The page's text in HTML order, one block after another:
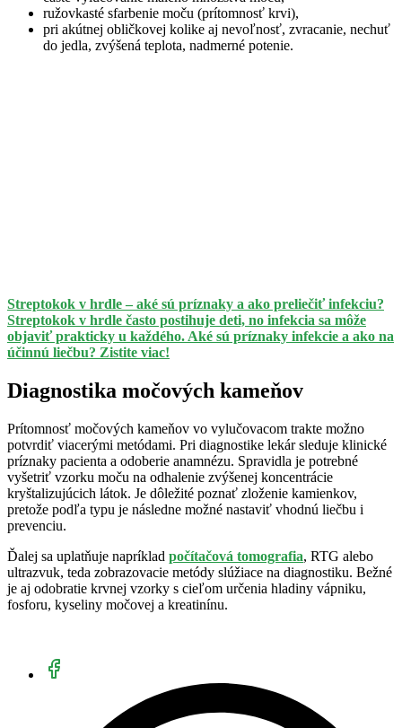
ružovkasté sfarbenie moču (prítomnosť krvi),
pri akútnej obličkovej kolike aj nevoľnosť, zvracanie, nechuť
do jedla, zvýšená teplota, nadmerné potenie.
Streptokok v hrdle – aké sú príznaky a ako preliečiť infekciu?
Streptokok v hrdle často postihuje deti, no infekcia sa môže
objaviť prakticky u každého. Aké sú príznaky infekcie a ako na
účinnú liečbu? Zistite viac!
Diagnostika močových kameňov
Prítomnosť močových kameňov vo vylučovacom trakte možno
potvrdiť viacerými metódami. Pri diagnostike lekár sleduje klinické
príznaky pacienta a odoberie anamnézu. Spravidla je potrebné
vyšetriť vzorku moču na odhalenie zvýšenej koncentrácie
kryštalizujúcich látok. Je dôležité poznať zloženie kamienkov,
pretože podľa typu je následne možné nastaviť vhodnú liečbu i
prevenciu.
Ďalej sa uplatňuje napríklad počítačová tomografia, RTG alebo
ultrazvuk, teda zobrazovacie metódy slúžiace na diagnostiku. Bežné
je aj odobratie krvnej vzorky s cieľom určenia hladiny vápniku,
fosforu, kyseliny močovej a kreatinínu.